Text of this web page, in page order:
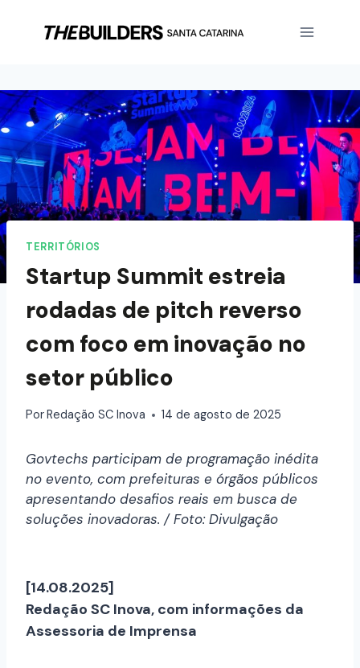
TERRITÓRIOS
Startup Summit estreia
rodadas de pitch reverso
com foco em inovação no
setor público
PorRedação SC Inova 14 de agosto de 2025
Govtechs participam de programação inédita
no evento, com prefeituras e órgãos públicos
apresentando desafios reais em busca de
soluções inovadoras. / Foto: Divulgação
[14.08.2025]
Redação SC Inova, com informações da
Assessoria de Imprensa